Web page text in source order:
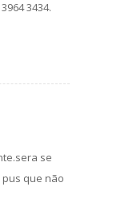
3434.
se
que não